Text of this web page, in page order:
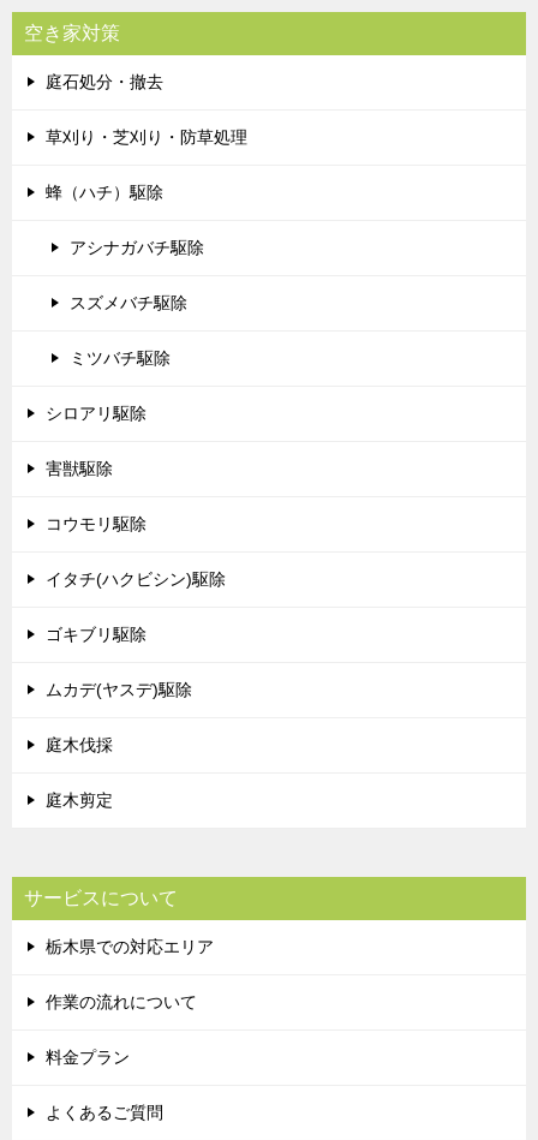
空き家対策
庭石処分・撤去
草刈り・芝刈り・防草処理
蜂（ハチ）駆除
アシナガバチ駆除
スズメバチ駆除
ミツバチ駆除
シロアリ駆除
害獣駆除
コウモリ駆除
イタチ(ハクビシン)駆除
ゴキブリ駆除
ムカデ(ヤスデ)駆除
庭木伐採
庭木剪定
サービスについて
栃木県での対応エリア
作業の流れについて
料金プラン
よくあるご質問